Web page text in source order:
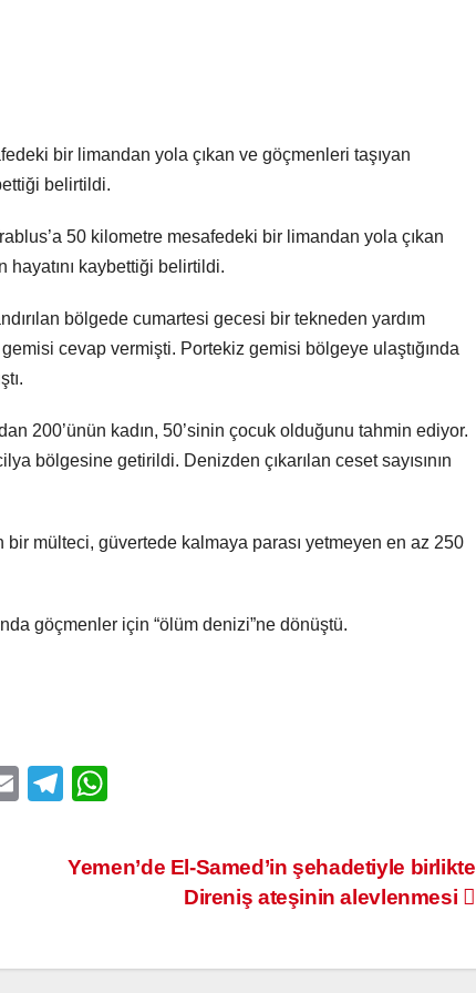
bir limandan yola çıkan ve göçmenleri taşıyan
belirtildi.
50 kilometre mesafedeki bir limandan yola çıkan
kaybettiği belirtildi.
bölgede cumartesi gecesi bir tekneden yardım
gemisi cevap vermişti. Portekiz gemisi bölgeye ulaştığında
200’ünün kadın, 50’sinin çocuk olduğunu tahmin ediyor.
bölgesine getirildi. Denizden çıkarılan ceset sayısının
bir mülteci, güvertede kalmaya parası yetmeyen en az 250
göçmenler için “ölüm denizi”ne dönüştü.
E
T
e
m
at
p
Yemen’de El-Samed’in şehadetiyle birlikte
Direniş ateşinin alevlenmesi